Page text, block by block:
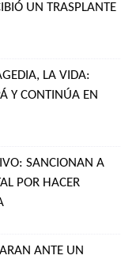
UN TRASPLANTE
LA VIDA:
Y CONTINÚA EN
SANCIONAN A
POR HACER
ANTE UN